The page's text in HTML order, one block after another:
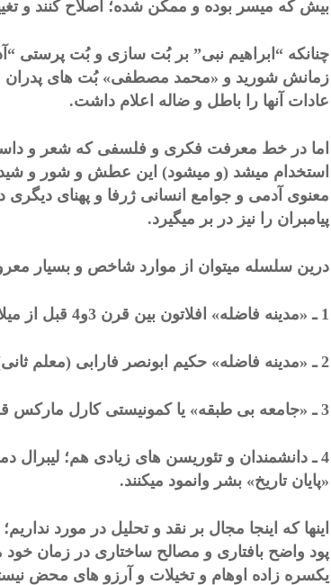
بیش که میسر بوده و ممکن شده؛ اصلاح کنند و
چنانکه “ابراهیم نبی” بر بُت سازی و بُت پرستی
زمانش شورید و «محمد مصطفی» بُت های پدران و
عادات آنها را باطل و ضاله اعلام داشت.
اما در خط معرفت فکری و فلسفی که شعر و
استخدام میشد (و میشود) این عطش و شور و
معنوی آدمی و جوامع انسانی ژرفا و پهنای
پیامبران را نیز در بر میگیرد.
درین سلسله میتوان از موارد شاخص و بسیار
1 ـ «مدینه فاضله» افلاتون بین قرن 3و4 قبل از میلاد
2 ـ «مدینه فاضله» حکیم ابونصر فارابی (معلم ثانی)
3 ـ «جامعه بی طبقه» یا کمونیستی کارل مارکس قرن 19 میلادی
4 ـ دانشمندان و تئوریسن های زیادی هم؛
«پایان تاریخ» بشر وانمود میکنند.
اینها که اینجا مجال بر نقد و تحلیل در مورد
پود واضح بافتاری و مصالح ساختاری در زمان خود
یکسره زاده اوهام و تخیلات و آرزو های محض